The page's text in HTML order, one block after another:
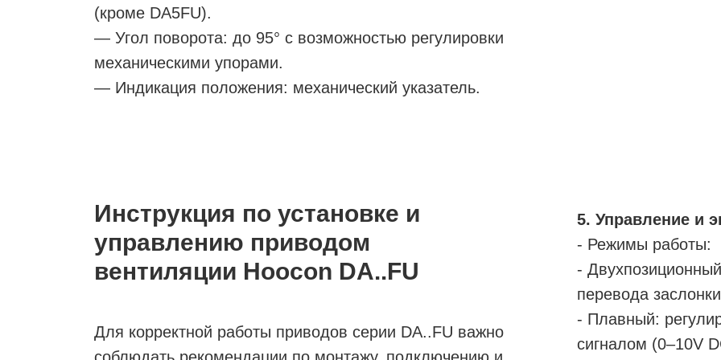
(кроме DA5FU).
— Угол поворота: до 95° с возможностью регулировки
механическими упорами.
— Индикация положения: механический указатель.
Инструкция по установке и
управлению приводом
вентиляции Hoocon DA..FU
Для корректной работы приводов серии DA..FU важно
5. Управление и
- Режимы работы:
-
перевода
- Плавный:
сигналом (0–10V